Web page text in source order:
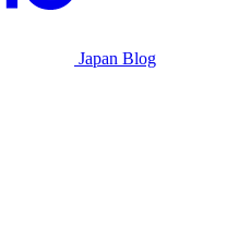
Japan Blog